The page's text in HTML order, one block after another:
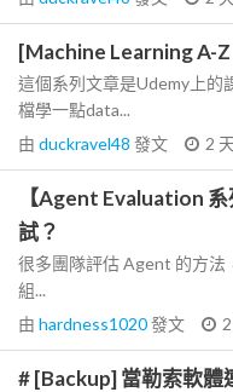
[Machine Learning A-
這個系列文章是Udemy上的
檔學一點data...
由 duckravel48 發文 2
【Agent Evaluation
試？
很多團隊評估 Agent 的方
組...
由 hardness1020發文
# [Backup] 當勒索軟體